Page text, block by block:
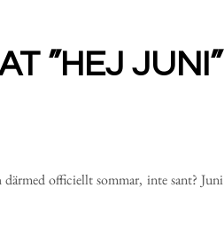
”HEJ JUNI”
officiellt sommar, inte sant? Juni